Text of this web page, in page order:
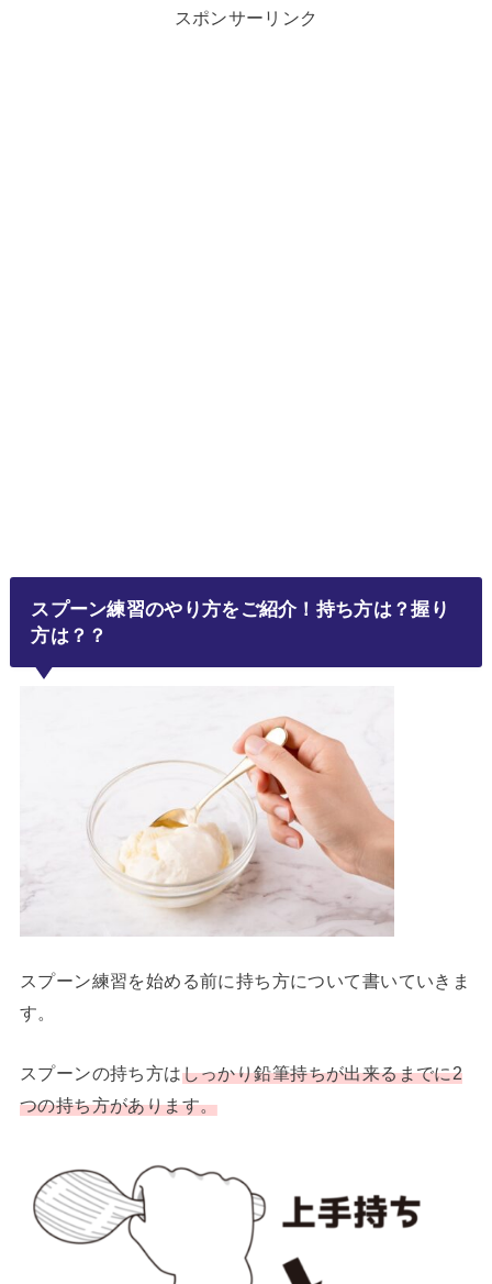
スポンサーリンク
スプーン練習のやり方をご紹介！持ち方は？握り
方は？？
スプーン練習を始める前に持ち方について書いていきま
す。
スプーンの持ち方はしっかり鉛筆持ちが出来るまでに2
つの持ち方があります。